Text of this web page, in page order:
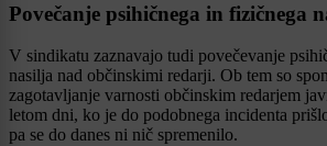
Povečanje psihičnega in fizičnega
V sindikatu zaznavajo tudi povečevanje
nasilja nad občinskimi redarji. Ob tem so
zagotavljanje varnosti občinskim redarjem
letom dni, ko je do podobnega incidenta
pa se do danes ni nič spremenilo.